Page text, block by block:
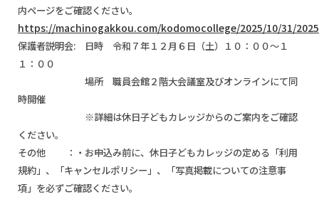
内ページをご確認ください。
https://machinogakkou.com/kodomocollege/2025/10/31/
保護者説明会:
日時 令和７年１２月６日（土）１０：００～１
１：００
場所 職員会館２階大会議室及びオンラインにて同
時開催
※詳細は休日子どもカレッジからのご案内をご確認
ください。
その他 ：・お申込み前に、休日子どもカレッジの定める「利用
規約」、「キャンセルポリシー」、「写真掲載についての注意事
項」を必ずご確認ください。